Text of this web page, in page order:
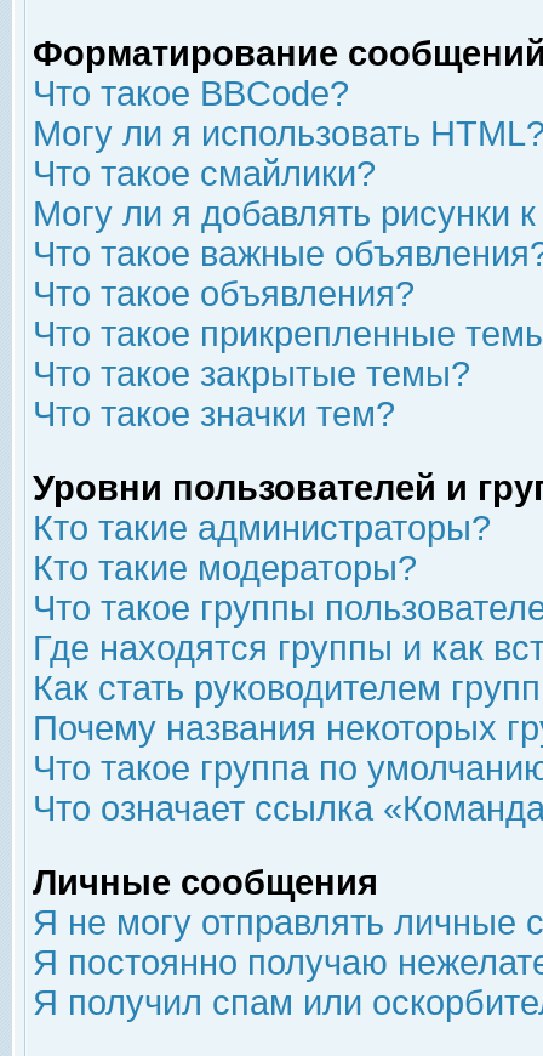
Форматирование
Что такое BBCode?
Могу ли я использовать
Что такое смайлики?
Могу ли я добавлять рисунки
Что такое важные
Что такое объявления?
Что такое прикрепленные
Что такое закрытые темы?
Что такое значки тем?
Уровни пользователей и
Кто такие администраторы?
Кто такие модераторы?
Что такое группы
Где находятся группы и как
Как стать руководителем
Почему названия некоторых
Что такое группа по
Что означает ссылка
Личные сообщения
Я не могу отправлять личные
Я постоянно получаю
Я получил спам или